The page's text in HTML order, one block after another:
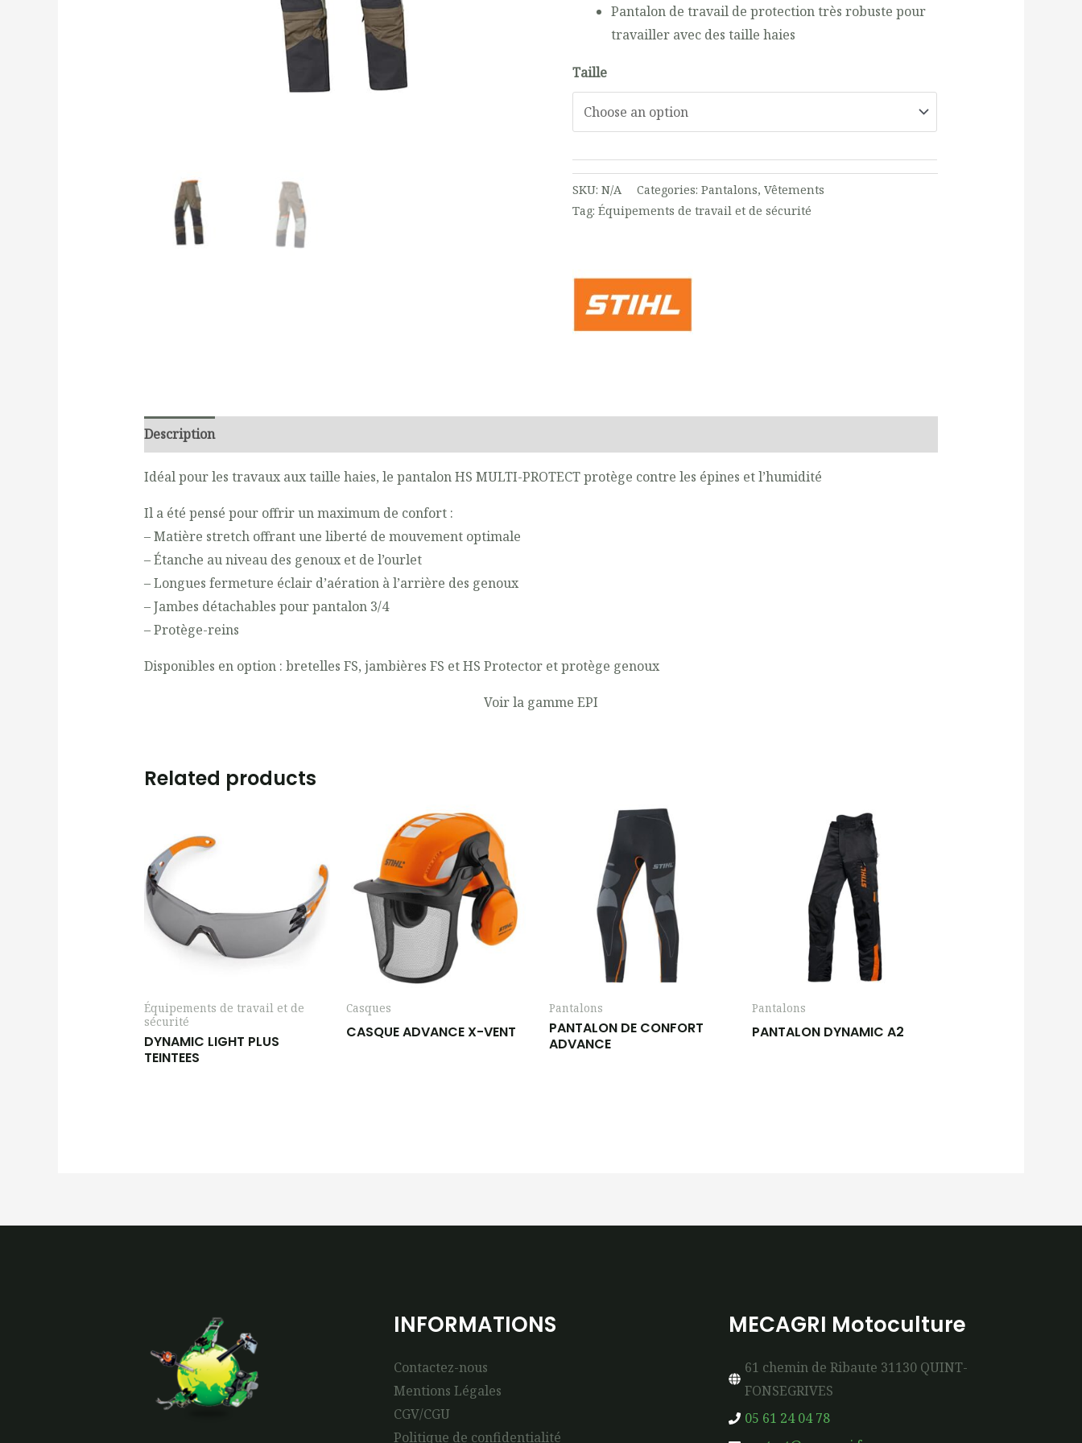
Pantalon de travail de protection très robuste pour
travailler avec des taille haies
Taille
SKU:N/A Categories:Pantalons,Vêtements
Tag:Équipements de travail et de sécurité
Description
Idéal pour les travaux aux taille haies, le pantalon HS MULTI-PROTECT protège contre les épines et l’humidité
Il a été pensé pour offrir un maximum de confort :
– Matière stretch offrant une liberté de mouvement optimale
– Étanche au niveau des genoux et de l’ourlet
– Longues fermeture éclair d’aération à l’arrière des genoux
– Jambes détachables pour pantalon 3/4
– Protège-reins
Disponibles en option : bretelles FS, jambières FS et HS Protector et protège genoux
Voir la gamme EPI
Related products
Équipements de travail et de
sécurité
DYNAMIC LIGHT PLUS
TEINTEES
Casques
CASQUE ADVANCE X-VENT
Pantalons
PANTALON DE CONFORT
ADVANCE
Pantalons
PANTALON DYNAMIC A2
INFORMATIONS
Contactez-nous
Mentions Légales
CGV/CGU
Politique de confidentialité
MECAGRI Motoculture
61 chemin de Ribaute 31130 QUINT-
FONSEGRIVES
05 61 24 04 78